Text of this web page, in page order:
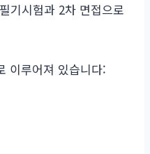
기시험과 2차 면접으로
이루어져 있습니다: